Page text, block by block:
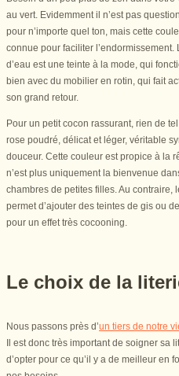
au vert. Evidemment il n’est pas
pour n’importe quel ton, mais cette
connue pour faciliter l’endormissement.
d’eau est une teinte à la mode, qui
bien avec du mobilier en rotin, qui fait
son grand retour.
Pour un petit cocon rassurant, rien de
rose poudré, délicat et léger, véritable
douceur. Cette couleur est propice à la
n’est plus uniquement la bienvenue
chambres de petites filles. Au contraire,
permet d’ajouter des teintes de gis ou
pour un effet très cocooning.
Le choix de la
Nous passons près d’un tiers de notre
Il est donc très important de soigner sa
d’opter pour ce qu’il y a de meilleur en